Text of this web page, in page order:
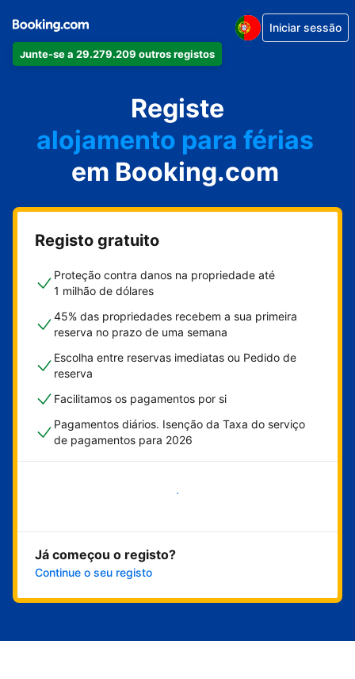
Junte-se a 29.279.209 outros registos
Iniciar sessão
Registe
o seu apartamento
o seu hotel
alojamento para férias
a sua villa
o seu hostel
em Booking.com
Registo gratuito
Proteção contra danos na propriedade até
1 milhão de dólares
45% das propriedades recebem a sua primeira
reserva no prazo de uma semana
Escolha entre reservas imediatas ou Pedido de
reserva
Facilitamos os pagamentos por si
Pagamentos diários. Isenção da Taxa do serviço
de pagamentos para 2026
Comece já
Já começou o registo?
Continue o seu registo